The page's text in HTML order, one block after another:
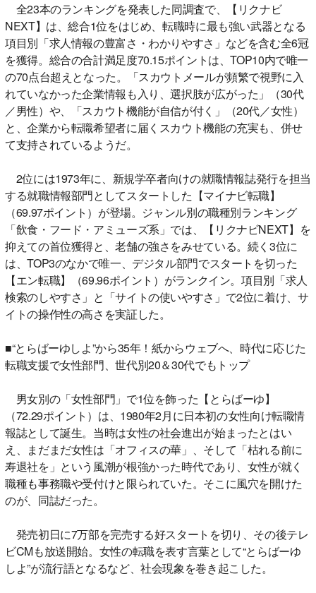
全23本のランキングを発表した同調査で、【リクナビ
NEXT】は、総合1位をはじめ、転職時に最も強い武器となる
項目別「求人情報の豊富さ・わかりやすさ」などを含む全6冠
を獲得。総合の合計満足度70.15ポイントは、TOP10内で唯一
の70点台超えとなった。「スカウトメールが頻繁で視野に入
れていなかった企業情報も入り、選択肢が広がった」（30代
／男性）や、「スカウト機能が自信が付く」（20代／女性）
と、企業から転職希望者に届くスカウト機能の充実も、併せ
て支持されているようだ。
2位には1973年に、新規学卒者向けの就職情報誌発行を担当
する就職情報部門としてスタートした【マイナビ転職】
（69.97ポイント）が登場。ジャンル別の職種別ランキング
「飲食・フード・アミューズ系」では、【リクナビNEXT】を
抑えての首位獲得と、老舗の強さをみせている。続く3位に
は、TOP3のなかで唯一、デジタル部門でスタートを切った
【エン転職】（69.96ポイント）がランクイン。項目別「求人
検索のしやすさ」と「サイトの使いやすさ」で2位に着け、サ
イトの操作性の高さを実証した。
■“とらばーゆしよ”から35年！紙からウェブへ、時代に応じた
転職支援で女性部門、世代別20＆30代でもトップ
男女別の「女性部門」で1位を飾った【とらばーゆ】
（72.29ポイント）は、1980年2月に日本初の女性向け転職情
報誌として誕生。当時は女性の社会進出が始まったとはい
え、まだまだ女性は「オフィスの華」、そして「枯れる前に
寿退社を」という風潮が根強かった時代であり、女性が就く
職種も事務職や受付けと限られていた。そこに風穴を開けた
のが、同誌だった。
発売初日に7万部を完売する好スタートを切り、その後テレ
ビCMも放送開始。女性の転職を表す言葉として“とらばーゆ
しよ”が流行語となるなど、社会現象を巻き起こした。